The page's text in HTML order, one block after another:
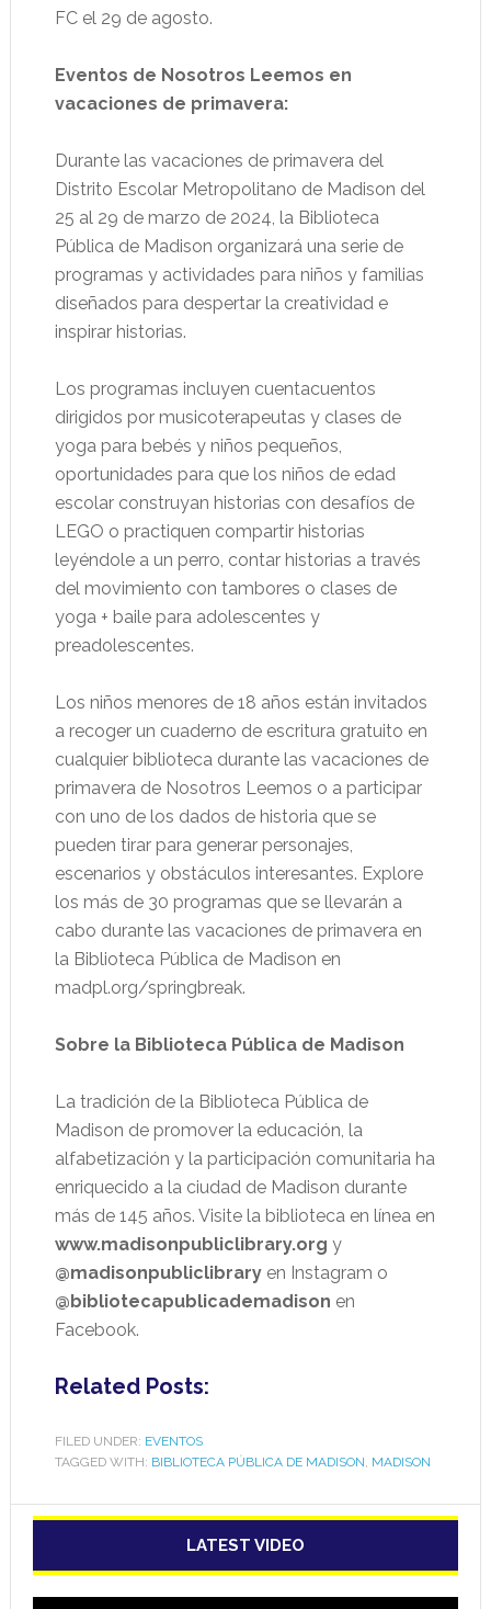
FC el 29 de agosto.
Eventos de Nosotros Leemos en
vacaciones de primavera:
Durante las vacaciones de primavera del
Distrito Escolar Metropolitano de Madison del
25 al 29 de marzo de 2024, la Biblioteca
Pública de Madison organizará una serie de
programas y actividades para niños y familias
diseñados para despertar la creatividad e
inspirar historias.
Los programas incluyen cuentacuentos
dirigidos por musicoterapeutas y clases de
yoga para bebés y niños pequeños,
oportunidades para que los niños de edad
escolar construyan historias con desafíos de
LEGO o practiquen compartir historias
leyéndole a un perro, contar historias a través
del movimiento con tambores o clases de
yoga + baile para adolescentes y
preadolescentes.
Los niños menores de 18 años están invitados
a recoger un cuaderno de escritura gratuito en
cualquier biblioteca durante las vacaciones de
primavera de Nosotros Leemos o a participar
con uno de los dados de historia que se
pueden tirar para generar personajes,
escenarios y obstáculos interesantes. Explore
los más de 30 programas que se llevarán a
cabo durante las vacaciones de primavera en
la Biblioteca Pública de Madison en
madpl.org/springbreak.
Sobre la Biblioteca Públicade Madison
La tradición de la Biblioteca Pública de
Madison de promover la educación, la
alfabetización y la participación comunitaria ha
enriquecido a la ciudad de Madison durante
más de 145 años. Visite la biblioteca en línea en
www.madisonpubliclibrary.org y
@madisonpubliclibraryen Instagram o
@bibliotecapublicademadison en
Facebook.
Related Posts:
FILED UNDER: EVENTOS
TAGGED WITH: BIBLIOTECA PÚBLICA DE MADISON MADISON
LATEST VIDEO